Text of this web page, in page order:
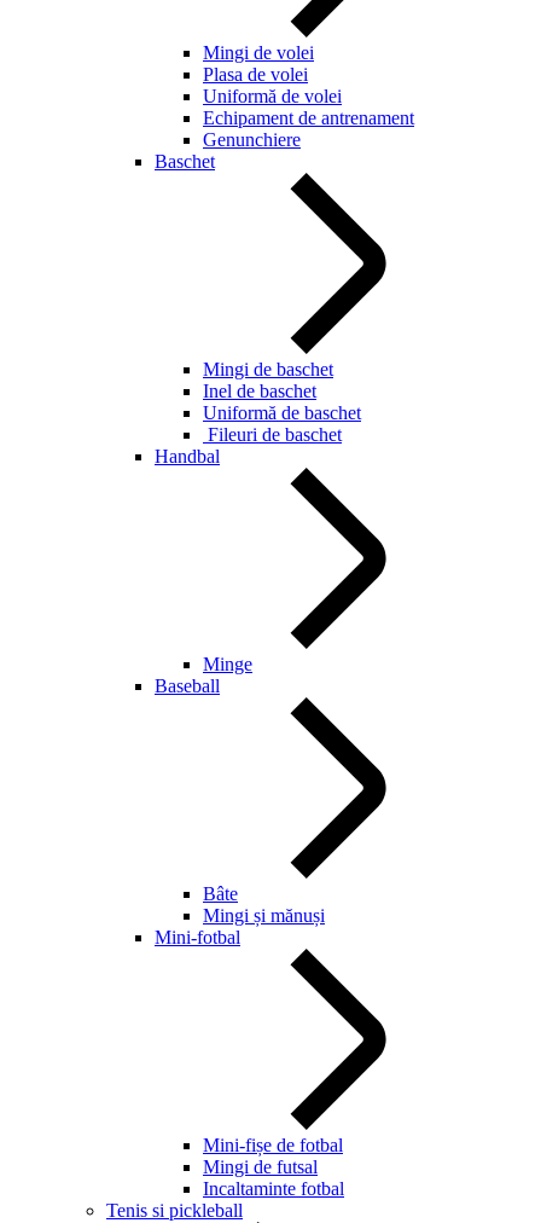
Mingi de volei
Plasa de volei
Uniformă de volei
Echipament de antrenament
Genunchiere
Baschet
Mingi de baschet
Inel de baschet
Uniformă de baschet
Fileuri de baschet
Handbal
Minge
Baseball
Bâte
Mingi și mănuși
Mini-fotbal
Mini-fișe de fotbal
Mingi de futsal
Incaltaminte fotbal
Tenis si pickleball